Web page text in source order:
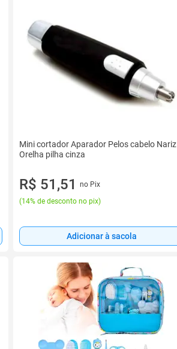
Mini cortador Aparador Pelos cabelo Nariz
Orelha pilha cinza
R$ 51,51
no Pix
(14% de desconto no pix)
Adicionar à sacola